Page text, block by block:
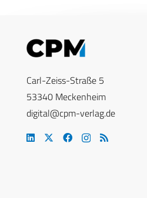
Carl-Zeiss-Straße 5
53340 Meckenheim
digital@cpm-verlag.de